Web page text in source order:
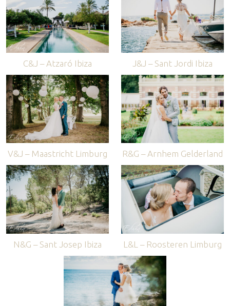
C&J – Atzaró Ibiza J&J – Sant Jordi Ibiza
V&J – Maastricht Limburg R&G – Arnhem Gelderland
N&G – Sant Josep Ibiza L&L – Roosteren Limburg